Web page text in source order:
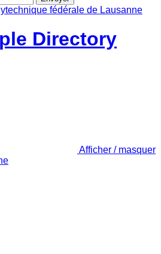
Directory
Afficher / masquer